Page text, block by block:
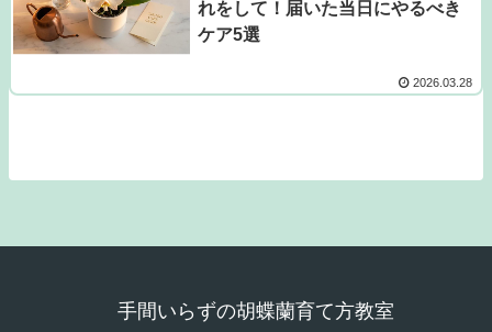
れをして！届いた当日にやるべき
ケア5選
2026.03.28
手間いらずの胡蝶蘭育て方教室